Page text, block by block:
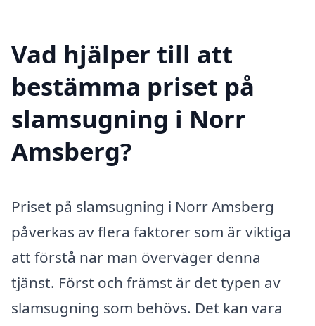
Vad hjälper till att
bestämma priset på
slamsugning i Norr
Amsberg?
Priset på slamsugning i Norr Amsberg
påverkas av flera faktorer som är viktiga
att förstå när man överväger denna
tjänst. Först och främst är det typen av
slamsugning som behövs. Det kan vara